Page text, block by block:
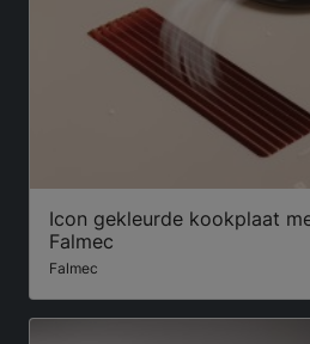
Icon gekleurde kookplaat
Falmec
Falmec